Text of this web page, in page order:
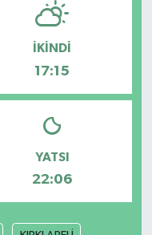
İKINDI
17:15
YATSI
22:06